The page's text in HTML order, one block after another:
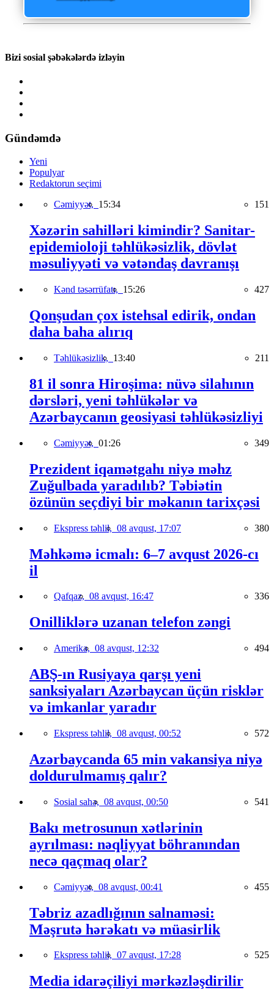
Bizi sosial şəbəkələrdə izləyin
Gündəmdə
Yeni
Populyar
Redaktorun seçimi
Cəmiyyət, 15:34 151
Xəzərin sahilləri kimindir? Sanitar-
epidemioloji təhlükəsizlik, dövlət
məsuliyyəti və vətəndaş davranışı
Kənd təsərrüfatı, 15:26 427
Qonşudan çox istehsal edirik, ondan
daha baha alırıq
Təhlükəsizlik, 13:40 211
81 il sonra Hiroşima: nüvə silahının
dərsləri, yeni təhlükələr və
Azərbaycanın geosiyasi təhlükəsizliyi
Cəmiyyət, 01:26 349
Prezident iqamətgahı niyə məhz
Zuğulbada yaradılıb? Təbiətin
özünün seçdiyi bir məkanın tarixçəsi
Ekspress təhlil, 08 avqust, 17:07 380
Məhkəmə icmalı: 6–7 avqust 2026-cı
il
Qafqaz, 08 avqust, 16:47 336
Onilliklərə uzanan telefon zəngi
Amerika, 08 avqust, 12:32 494
ABŞ-ın Rusiyaya qarşı yeni
sanksiyaları Azərbaycan üçün risklər
və imkanlar yaradır
Ekspress təhlil, 08 avqust, 00:52 572
Azərbaycanda 65 min vakansiya niyə
doldurulmamış qalır?
Sosial sahə, 08 avqust, 00:50 541
Bakı metrosunun xətlərinin
ayrılması: nəqliyyat böhranından
necə qaçmaq olar?
Cəmiyyət, 08 avqust, 00:41 455
Təbriz azadlığının salnaməsi:
Məşrutə hərəkatı və müasirlik
Ekspress təhlil, 07 avqust, 17:28 525
Media idarəçiliyi mərkəzləşdirilir